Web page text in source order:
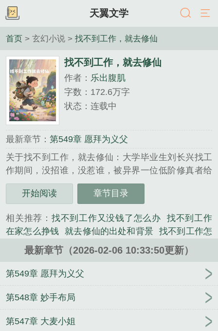
天翼文学
首页 > 玄幻小说 > 找不到工作，就去修仙
找不到工作，就去修仙
作者： 乐出腹肌
字数：172.6万字
状态：连载中
最新章节： 第549章 愿拜为义父
关于找不到工作，就去修仙：大学毕业生刘长兴找工
作期间，没招谁，没惹谁，被异界一位低阶修真者给
随机召唤了过去，签下契约，成为“仆从”弟子。他靠
死了师傅，得到，巧妙运用，一个又一个地召唤地球
动，渐渐发展壮大……...
《找不到工作，就去修仙》是乐出腹肌精心创作的玄
幻小说类小说。
开始阅读 章节目录
相关推荐： 找不到工作又没钱了怎么办
找不到工作
在家怎么挣钱
就去修仙的出处和背景
找不到工作怎
么办很迷茫 找不到工作的我只好去修仙了 起点
不到工作还有什么出路
找不到工作
不到工作就去死 找不到工作就去修仙了 起点
就去
系统是基建小游戏
甜！太
大佬的独家宠溺 异界旅行：这个带系统的只想躺平
最新章节（2026-02-06 10:33:50更新）
第549章 愿拜为义父
第548章 妙手布局
第547章 大麦小姐